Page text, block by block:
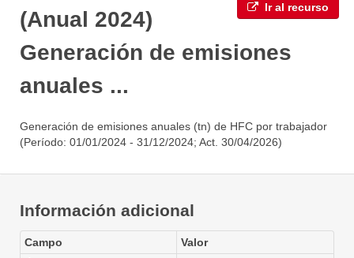
Portal de Transparencia
Ir al recurso
(Anual 2024)
Generación de emisiones
anuales ...
Generación de emisiones anuales (tn) de HFC por trabajador
(Período: 01/01/2024 - 31/12/2024; Act. 30/04/2026)
Información adicional
Campo
Valor